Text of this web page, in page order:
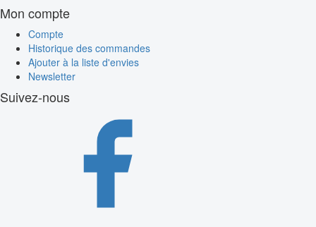
Mon compte
Compte
Historique des commandes
Ajouter à la liste d'envies
Newsletter
Suivez-nous